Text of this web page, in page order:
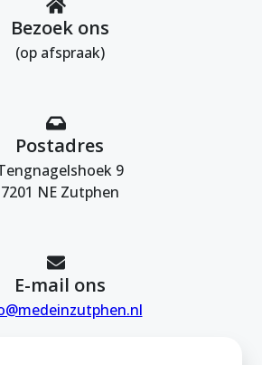
Bezoek ons
(op afspraak)
Postadres
9
7201 NE Zutphen
E-mail ons